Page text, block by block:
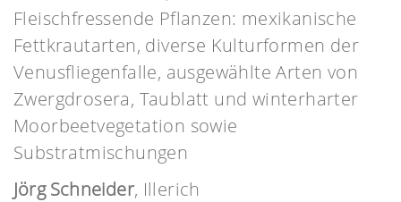
Fleischfressende Pflanzen: mexikanische
Fettkrautarten, diverse Kulturformen der
Venusfliegenfalle, ausgewählte Arten von
Zwergdrosera, Taublatt und winterharter
Moorbeetvegetation sowie
Substratmischungen
Jörg Schneider, Illerich